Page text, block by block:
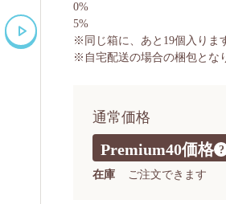
Premium40価格 ?
通常価格
在庫 ご注文できます
0%
5%
※同じ箱に、あと 19個入りま
※自宅配送の場合の梱包とな